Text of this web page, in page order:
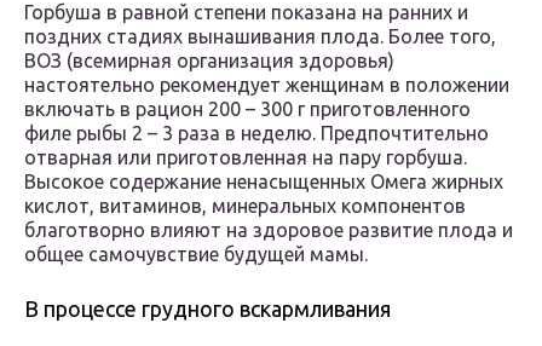
Горбуша в равной степени показана на ранних и
поздних стадиях вынашивания плода. Более того,
ВОЗ (всемирная организация здоровья)
настоятельно рекомендует женщинам в положении
включать в рацион 200 – 300 г приготовленного
филе рыбы 2 – 3 раза в неделю. Предпочтительно
отварная или приготовленная на пару горбуша.
Высокое содержание ненасыщенных Омега жирных
кислот, витаминов, минеральных компонентов
благотворно влияют на здоровое развитие плода и
общее самочувствие будущей мамы.
В процессе грудного вскармливания